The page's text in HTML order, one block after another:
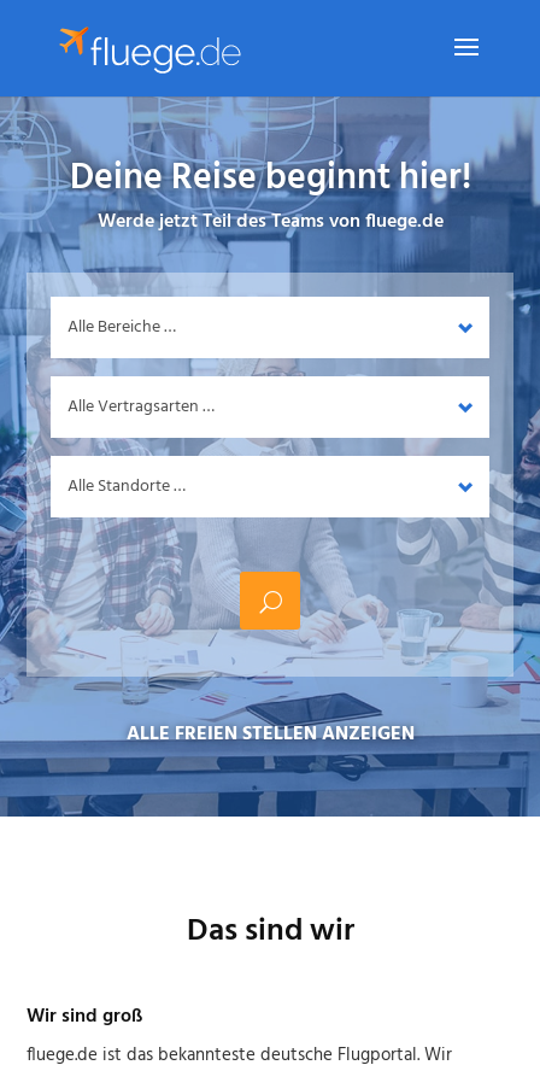
Deine Reise beginnt hier!
Werde jetzt Teil des Teams von fluege.de
Bereich
Vertragsart
Standort
ALLE FREIEN STELLEN ANZEIGEN
Das sind wir
Wir sind groß
fluege.de ist das bekannteste deutsche Flugportal. Wir